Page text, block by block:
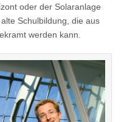
oder der Solaranlage
Schulbildung, die aus
werden kann.